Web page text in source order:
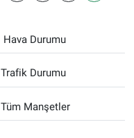
Hava Durumu
Trafik Durumu
Tüm Manşetler